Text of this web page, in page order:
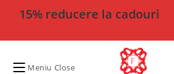
15% reducere la cadouri
Meniu Close